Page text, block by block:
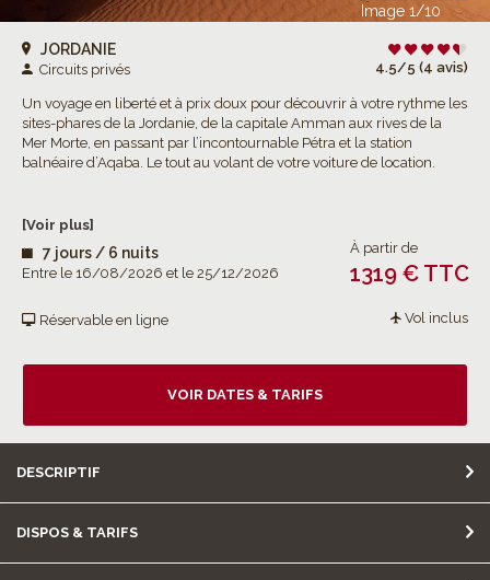
Image 1/10
JORDANIE
Circuits privés 4.5/5 (4 avis)
Un voyage en liberté et à prix doux pour découvrir à votre rythme les
sites-phares de la Jordanie, de la capitale Amman aux rives de la
Mer Morte, en passant par l’incontournable Pétra et la station
balnéaire d’Aqaba. Le tout au volant de votre voiture de location.
[Voir plus]
7 jours / 6 nuits
Entre le 16/08/2026 et le 25/12/2026
À partir de
1319 € TTC
Réservable en ligne Vol inclus
VOIR DATES & TARIFS
DESCRIPTIF
DISPOS & TARIFS